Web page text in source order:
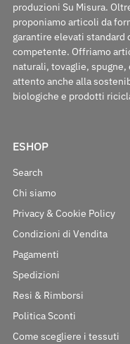
produzioni Su Misura.
proponiamo articoli da
garantire elevati
competente. Offriamo
naturali, tovaglie,
attento anche alla
biologiche e prodotti
ESHOP
Search
Chi siamo
Privacy & Cookie Policy
Condizioni di Vendita
Pagamenti
Spedizioni
Resi & Rimborsi
Politica Sconti
Come scegliere i tessuti